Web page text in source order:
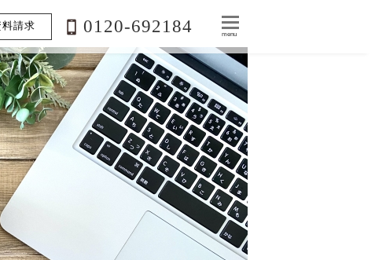
料請求 0120-692184 menu